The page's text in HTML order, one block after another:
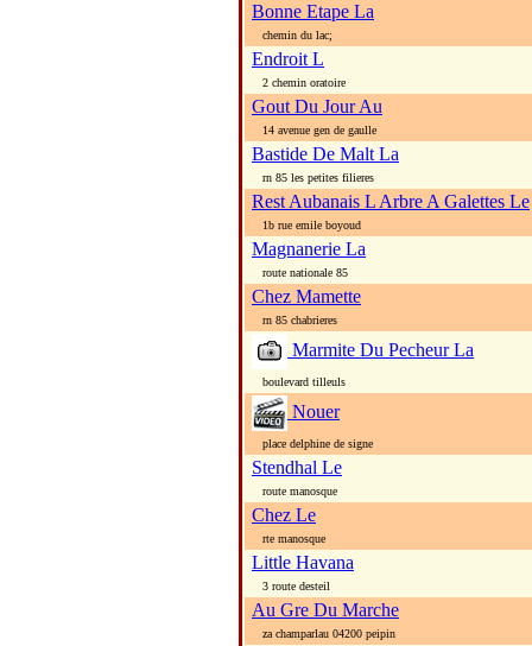
Bonne Etape La
chemin du lac;
Endroit L
2 chemin oratoire
Gout Du Jour Au
14 avenue gen de gaulle
Bastide De Malt La
rn 85 les petites filieres
Rest Aubanais L Arbre A Galettes Le
1b rue emile boyoud
Magnanerie La
route nationale 85
Chez Mamette
rn 85 chabrieres
Marmite Du Pecheur La
boulevard tilleuls
Nouer
place delphine de signe
Stendhal Le
route manosque
Chez Le
rte manosque
Little Havana
3 route desteil
Au Gre Du Marche
za champarlau 04200 peipin